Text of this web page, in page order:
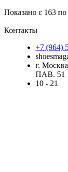
Показано с 163
Контакты
+7 (964)
г.
ПАВ. 51
10 - 21